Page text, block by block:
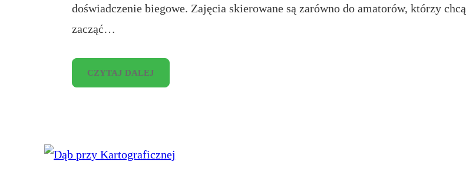
doświadczenie biegowe. Zajęcia skierowane są zarówno do amatorów, którzy chcą
zacząć…
CZYTAJ DALEJ